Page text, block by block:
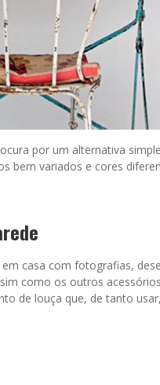
por um alternativa
bem variados e cores
casa com fotografias,
como os outros
de louça que, de tanto